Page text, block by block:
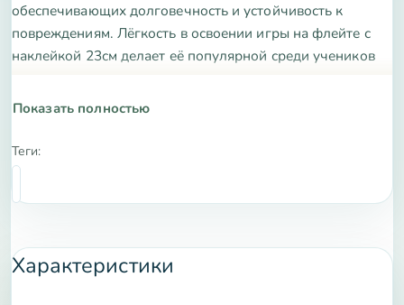
обеспечивающих долговечность и устойчивость к
повреждениям. Лёгкость в освоении игры на флейте с
наклейкой 23см делает её популярной среди учеников
Характеристики флейты включают длину 23 см, удобную
Благодаря наклейкам, инструмент выглядит ярко и
юных музыкантов.
Не упустите возможность приобрести флейту наклейку
23см и начните своё музыкальное путешествие уже
Показать полностью
Теги:
Характеристики